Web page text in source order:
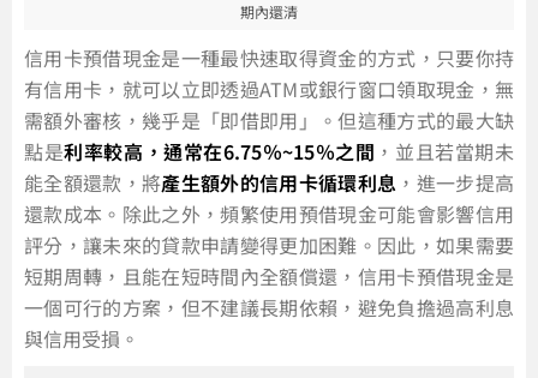
期內還清
信用卡預借現金是一種最快速取得資金的方式，只要你持
有信用卡，就可以立即透過ATM或銀行窗口領取現金，無
需額外審核，幾乎是「即借即用」。但這種方式的最大缺
點是利率較高，通常在6.75％~15％之間 ，並且若當期未
能全額還款，將產生額外的信用卡循環利息 ，進一步提高
還款成本。除此之外，頻繁使用預借現金可能會影響信用
評分，讓未來的貸款申請變得更加困難。因此，如果需要
短期周轉，且能在短時間內全額償還，信用卡預借現金是
一個可行的方案，但不建議長期依賴，避免負擔過高利息
與信用受損。